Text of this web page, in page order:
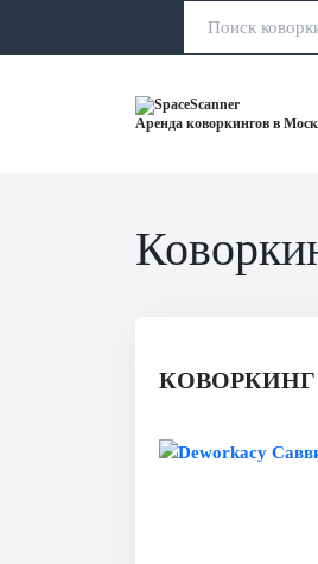
Аренда коворкингов в
КОВОРКИНГ